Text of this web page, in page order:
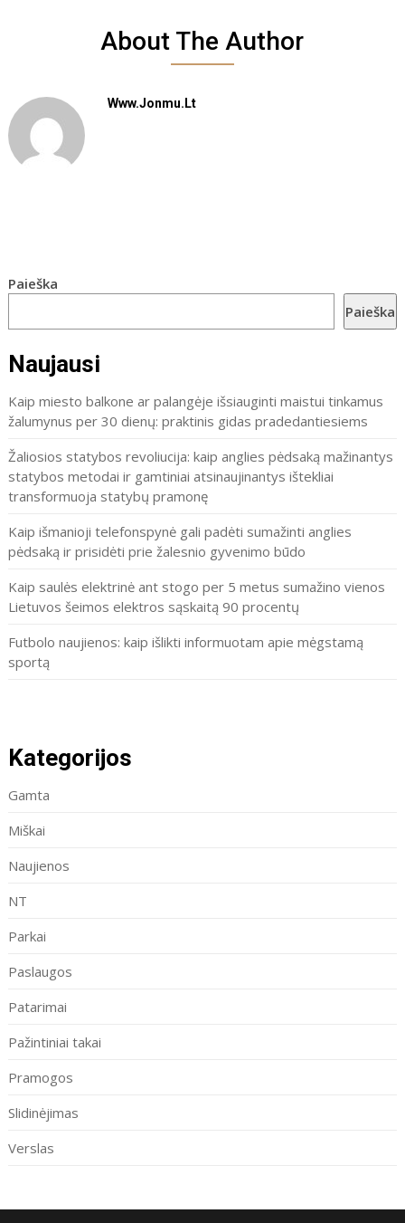
About The Author
Www.jonmu.lt
Paieška
Paieška
Naujausi
Kaip miesto balkone ar palangėje išsiauginti maistui tinkamus
žalumynus per 30 dienų: praktinis gidas pradedantiesiems
Žaliosios statybos revoliucija: kaip anglies pėdsaką mažinantys
statybos metodai ir gamtiniai atsinaujinantys ištekliai
transformuoja statybų pramonę
Kaip išmanioji telefonspynė gali padėti sumažinti anglies
pėdsaką ir prisidėti prie žalesnio gyvenimo būdo
Kaip saulės elektrinė ant stogo per 5 metus sumažino vienos
Lietuvos šeimos elektros sąskaitą 90 procentų
Futbolo naujienos: kaip išlikti informuotam apie mėgstamą
sportą
Kategorijos
Gamta
Miškai
Naujienos
NT
Parkai
Paslaugos
Patarimai
Pažintiniai takai
Pramogos
Slidinėjimas
Verslas